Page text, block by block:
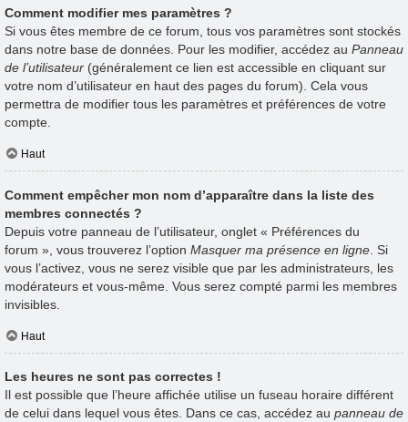
Comment modifier mes paramètres ?
Si vous êtes membre de ce forum, tous vos paramètres sont stockés
dans notre base de données. Pour les modifier, accédez au Panneau
de l’utilisateur (généralement ce lien est accessible en cliquant sur
votre nom d’utilisateur en haut des pages du forum). Cela vous
permettra de modifier tous les paramètres et préférences de votre
compte.
Haut
Comment empêcher mon nom d’apparaître dans la liste des
membres connectés ?
Depuis votre panneau de l’utilisateur, onglet « Préférences du
forum », vous trouverez l’option Masquer ma présence en ligne . Si
vous l’activez, vous ne serez visible que par les administrateurs, les
modérateurs et vous-même. Vous serez compté parmi les membres
invisibles.
Haut
Les heures ne sont pas correctes !
Il est possible que l’heure affichée utilise un fuseau horaire différent
de celui dans lequel vous êtes. Dans ce cas, accédez au panneau de